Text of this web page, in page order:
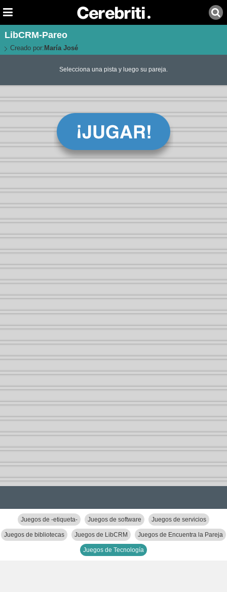
LibCRM-Pareo
Creado por: María José
Selecciona una pista y luego su pareja.
Juegos de -etiqueta- Juegos de software Juegos de servicios
Juegos de bibliotecas Juegos de LibCRM Juegos de Encuentra la Pareja
Juegos de Tecnología